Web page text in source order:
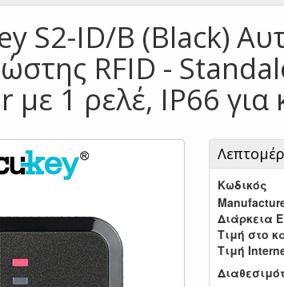
S2-ID/B (Black)
RFID -
με 1 ρελέ, IP66
Κωδικός
Διάρκεια
Τιμή στο
Τιμή